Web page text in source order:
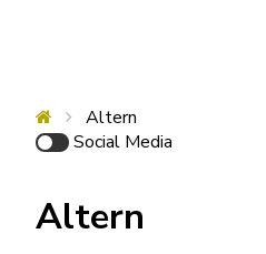
Altern
Social Media
Altern